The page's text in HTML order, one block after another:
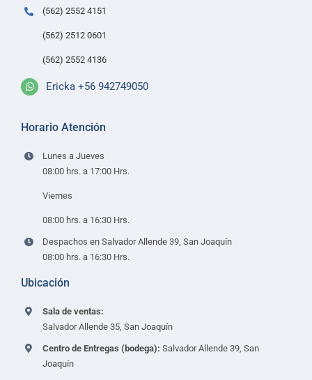
(562) 2552 4151
(562) 2512 0601
(562) 2552 4136
Ericka +56 942749050
Horario Atención
Lunes a Jueves
08:00 hrs. a 17:00 Hrs.
Viernes
08:00 hrs. a 16:30 Hrs.
Despachos en Salvador Allende 39, San Joaquín
08:00 hrs. a 16:30 Hrs.
Ubicación
Sala de ventas:
Salvador Allende 35, San Joaquín
Centro de Entregas (bodega): Salvador Allende 39, San
Joaquín